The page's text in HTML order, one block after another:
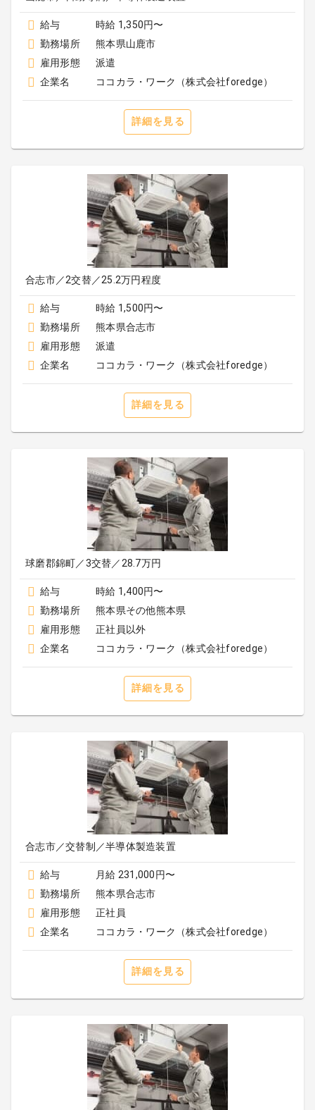
給与
時給 1,350円〜
勤務場所
熊本県山鹿市
雇用形態
派遣
企業名
ココカラ・ワーク（株式会社foredge）
詳細を見る
合志市／2交替／25.2万円程度
給与
時給 1,500円〜
勤務場所
熊本県合志市
雇用形態
派遣
企業名
ココカラ・ワーク（株式会社foredge）
詳細を見る
球磨郡錦町／3交替／28.7万円
給与
時給 1,400円〜
勤務場所
熊本県その他熊本県
雇用形態
正社員以外
企業名
ココカラ・ワーク（株式会社foredge）
詳細を見る
合志市／交替制／半導体製造装置
給与
月給 231,000円〜
勤務場所
熊本県合志市
雇用形態
正社員
企業名
ココカラ・ワーク（株式会社foredge）
詳細を見る